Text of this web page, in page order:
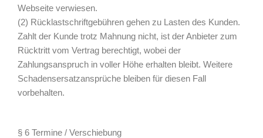
Webseite verwiesen.
(2) Rücklastschriftgebühren gehen zu Lasten des Kunden.
Zahlt der Kunde trotz Mahnung nicht, ist der Anbieter zum
Rücktritt vom Vertrag berechtigt, wobei der
Zahlungsanspruch in voller Höhe erhalten bleibt. Weitere
Schadensersatzansprüche bleiben für diesen Fall
vorbehalten.
§ 6 Termine / Verschiebung